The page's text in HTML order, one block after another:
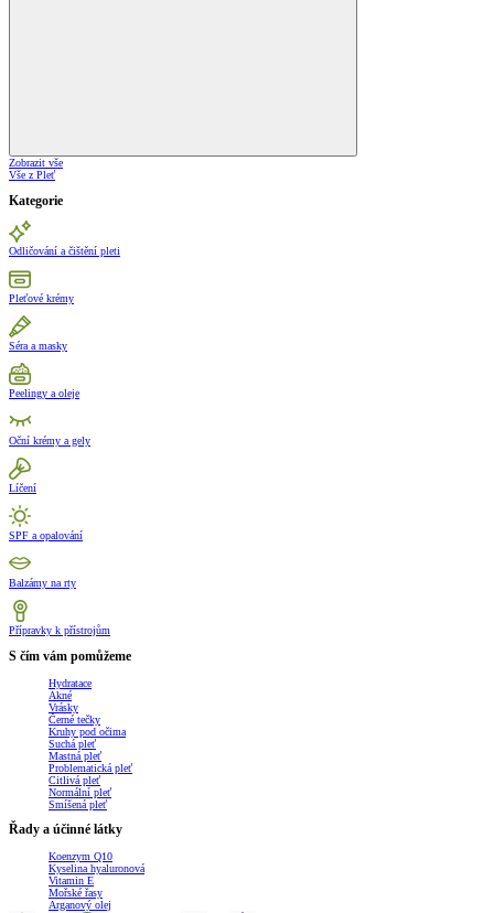
Zobrazit vše
Vše z Pleť
Kategorie
Odličování a čištění pleti
Pleťové krémy
Séra a masky
Peelingy a oleje
Oční krémy a gely
Líčení
SPF a opalování
Balzámy na rty
Přípravky k přístrojům
S čím vám pomůžeme
Hydratace
Akné
Vrásky
Černé tečky
Kruhy pod očima
Suchá pleť
Mastná pleť
Problematická pleť
Citlivá pleť
Normální pleť
Smíšená pleť
Řady a účinné látky
Koenzym Q10
Kyselina hyaluronová
Vitamin E
Mořské řasy
Arganový olej